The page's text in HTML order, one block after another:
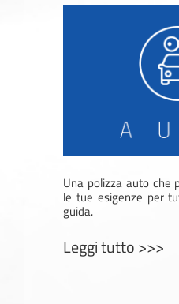
Una polizza auto che
le tue esigenze per
guida.
Leggi tutto >>>